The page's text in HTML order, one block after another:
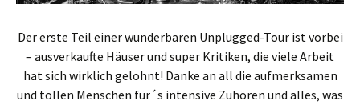
Der erste Teil einer wunderbaren Unplugged-Tour ist vorbei
– ausverkaufte Häuser und super Kritiken, die viele Arbeit
hat sich wirklich gelohnt! Danke an all die aufmerksamen
und tollen Menschen für´s intensive Zuhören und alles, was